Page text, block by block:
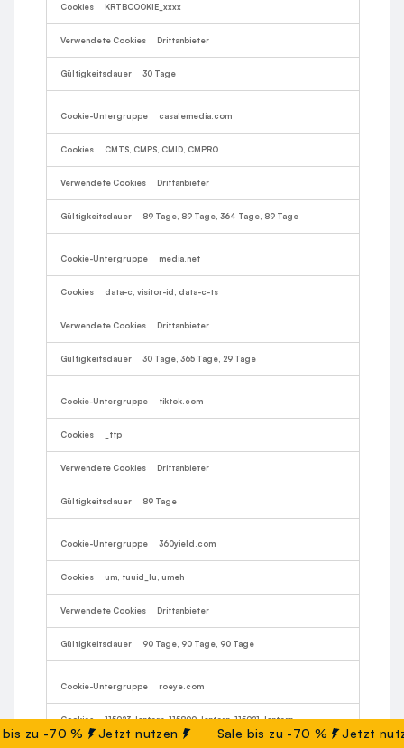
KRTBCOOKIE_xxxx
Drittanbieter
30 Tage
casalemedia.com
CMTS, CMPS, CMID, CMPRO
Drittanbieter
89 Tage, 89 Tage, 364 Tage, 89 Tage
media.net
data-c, visitor-id, data-c-ts
Drittanbieter
30 Tage, 365 Tage, 29 Tage
tiktok.com
_ttp
Drittanbieter
89 Tage
360yield.com
um, tuuid_lu, umeh
Drittanbieter
90 Tage, 90 Tage, 90 Tage
roeye.com
115923_lantern, 115899_lantern, 115921_lantern
zu -70 % Jetzt nutzen Sale bis zu -70 % Jetzt